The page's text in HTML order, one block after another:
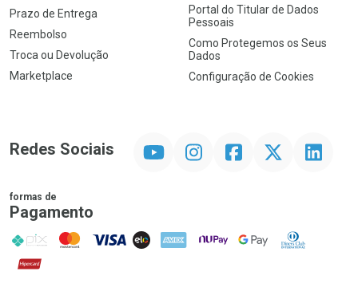
Prazo de Entrega
Reembolso
Troca ou Devolução
Marketplace
Portal do Titular de Dados
Pessoais
Como Protegemos os Seus
Dados
Configuração de Cookies
Redes Sociais InstagramFacebook Linkedin
formas de
Pagamento
PIX MasterCard
VISA ELO AMEX NuPay Google PayDiners Club
Hipercard